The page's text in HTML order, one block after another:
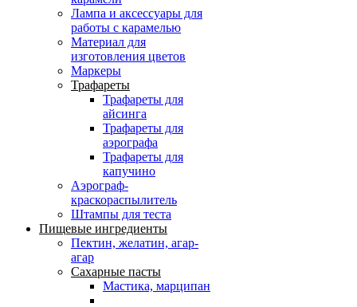
Лампа и аксессуары для
работы с карамелью
Материал для
изготовления цветов
Маркеры
Трафареты
Трафареты для
айсинга
Трафареты для
аэрографа
Трафареты для
капучино
Аэрограф-
краскораспылитель
Штампы для теста
Пищевые ингредиенты
Пектин, желатин, агар-
агар
Сахарные пасты
Мастика, марципан